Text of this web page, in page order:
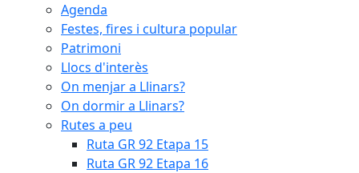
Agenda
Festes, fires i cultura popular
Patrimoni
Llocs d'interès
On menjar a Llinars?
On dormir a Llinars?
Rutes a peu
Ruta GR 92 Etapa 15
Ruta GR 92 Etapa 16